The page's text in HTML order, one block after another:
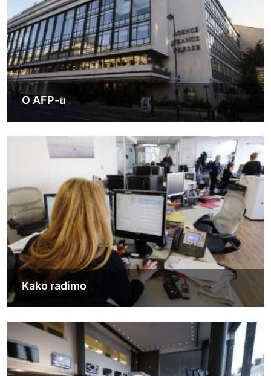
O AFP-u
Kako radimo
Image